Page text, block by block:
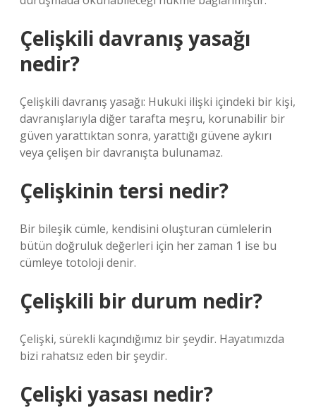
Çelişkili davranış yasağı
nedir?
Çelişkili davranış yasağı: Hukuki ilişki içindeki bir kişi,
davranışlarıyla diğer tarafta meşru, korunabilir bir
güven yarattıktan sonra, yarattığı güvene aykırı
veya çelişen bir davranışta bulunamaz.
Çelişkinin tersi nedir?
Bir bileşik cümle, kendisini oluşturan cümlelerin
bütün doğruluk değerleri için her zaman 1 ise bu
cümleye totoloji denir.
Çelişkili bir durum nedir?
Çelişki, sürekli kaçındığımız bir şeydir. Hayatımızda
bizi rahatsız eden bir şeydir.
Çelişki yasası nedir?